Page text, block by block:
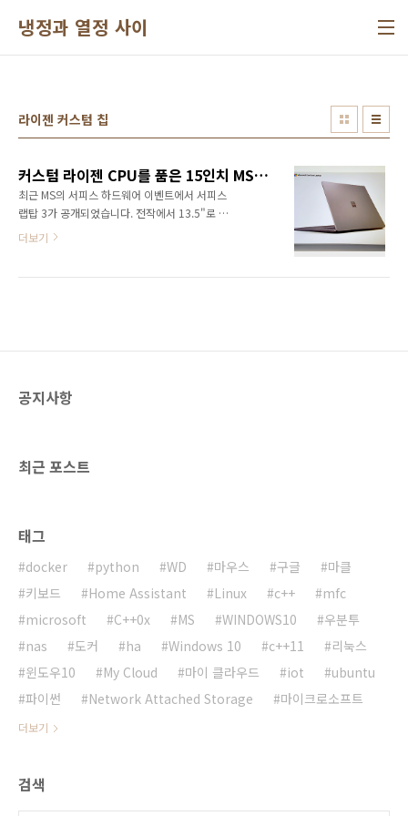
냉정과 열정 사이
라이젠 커스텀 칩
커스텀 라이젠 CPU를 품은 15인치 MS 서피스 랩탑 3(Surface Laptop 3)
최근 MS의 서피스 하드웨어 이벤트에서 서피스
랩탑 3가 공개되었습니다. 전작에서 13.5"로 출
시되었는데 이번에는 13.5"와 15"로 각각 출시
은 Sandstone, Black, Platinum을 선택할 수
더보기
공지사항
최근 포스트
태그
docker python WD 마우스 구글
마클
키보드
Home Assistant Linux c++
mfc
microsoft
C++0x MS WINDOWS10
우분투
nas
도커 ha Windows 10 c++11
리눅스
윈도우10
My Cloud 마이 클라우드 iot
ubuntu
파이썬
Network Attached Storage 마이크로소프트
더보기
검색